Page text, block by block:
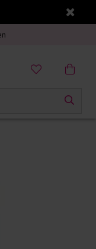
€75,-
vanaf €75,-